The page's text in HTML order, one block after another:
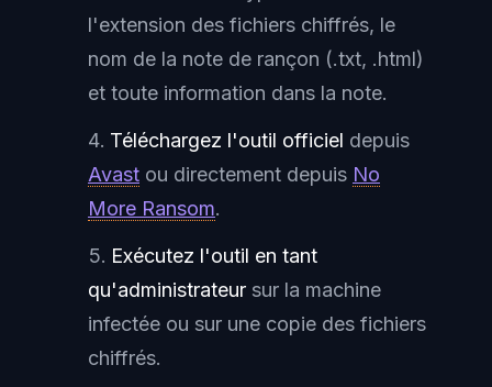
l'extension des fichiers chiffrés, le
nom de la note de rançon (.txt, .html)
et toute information dans la note.
Téléchargez l'outil officiel depuis
Avast ou directement depuis No
More Ransom.
Exécutez l'outil en tant
qu'administrateur sur la machine
infectée ou sur une copie des fichiers
chiffrés.